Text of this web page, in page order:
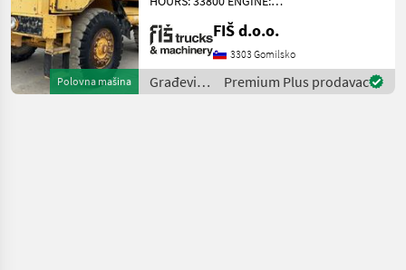
Thwaites
Mecalac
Wacker
Polovna mašina
DIESEL VOLVO - 213KW 4X4
DRIVE 11.5M3 PAYLOAD
AUTOMATIC GEARBOX (5
GEARS) WEIGHT 17100KG
TYRES 40% DUMPER
FIŠ d.o.o.
3303 Gomilsko
Građevinski
strojevi /
Premium Plus prodavac